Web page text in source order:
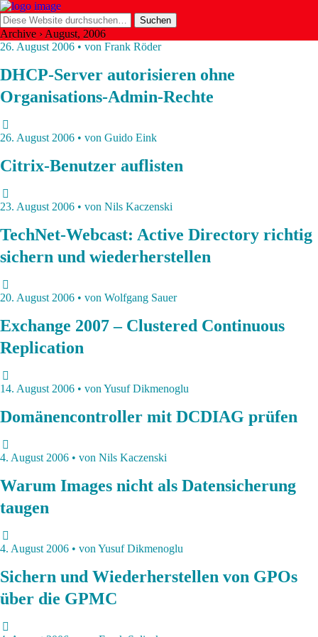
Archive › August, 2006
26. August 2006 • von Frank Röder
DHCP-Server autorisieren ohne
Organisations-Admin-Rechte
26. August 2006 • von Guido Eink
Citrix-Benutzer auflisten
23. August 2006 • von Nils Kaczenski
TechNet-Webcast: Active Directory richtig
sichern und wiederherstellen
20. August 2006 • von Wolfgang Sauer
Exchange 2007 – Clustered Continuous
Replication
14. August 2006 • von Yusuf Dikmenoglu
Domänencontroller mit DCDIAG prüfen
4. August 2006 • von Nils Kaczenski
Warum Images nicht als Datensicherung
taugen
4. August 2006 • von Yusuf Dikmenoglu
Sichern und Wiederherstellen von GPOs
über die GPMC